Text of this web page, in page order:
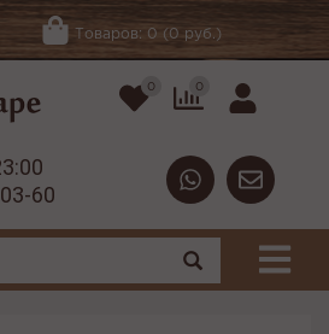
Товаров: 0 (0 руб.)
0 0
60